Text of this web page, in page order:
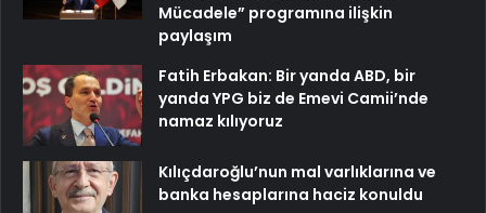
Mücadele” programına ilişkin
paylaşım
Fatih Erbakan: Bir yanda ABD, bir
yanda YPG biz de Emevi Camii’nde
namaz kılıyoruz
Kılıçdaroğlu’nun mal varlıklarına ve
banka hesaplarına haciz konuldu